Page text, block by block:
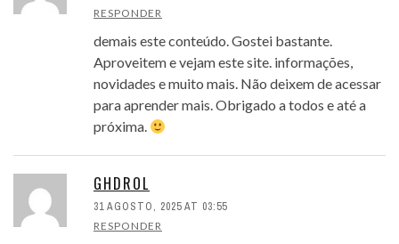
RESPONDER
demais este conteúdo. Gostei bastante.
Aproveitem e vejam este site. informações,
novidades e muito mais. Não deixem de acessar
para aprender mais. Obrigado a todos e até a
próxima.
GHDROL
31 AGOSTO, 2025 AT 03:55
RESPONDER